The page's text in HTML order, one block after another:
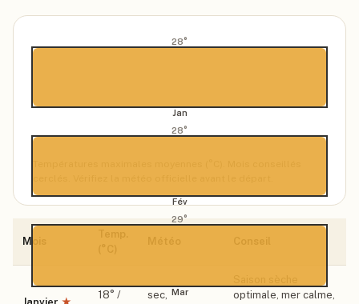
28°
Jan
28°
Fév
29°
Mar
Mois
18° /
sec,
optimale, mer calme,